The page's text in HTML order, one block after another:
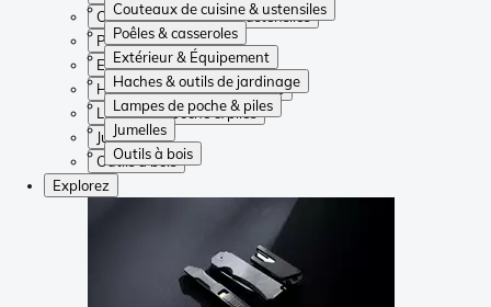
Couteaux de cuisine & ustensiles
Poêles & casseroles
Extérieur & Équipement
Haches & outils de jardinage
Lampes de poche & piles
Jumelles
Outils à bois
Couteaux de cuisine & ustensiles
Poêles & casseroles
Extérieur & Équipement
Haches & outils de jardinage
Lampes de poche & piles
Jumelles
Outils à bois
Explorez